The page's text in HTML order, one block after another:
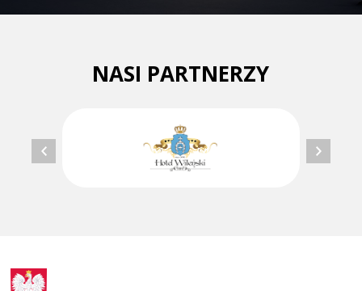
NASI PARTNERZY